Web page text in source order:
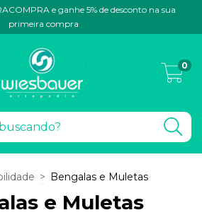
e ganhe 5% de desconto na sua
primeira compra
0
> Bengalas e Muletas
e Muletas